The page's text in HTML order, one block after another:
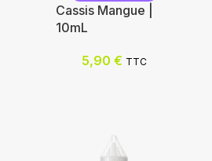
Cassis Mangue |
10mL
5,90 € TTC